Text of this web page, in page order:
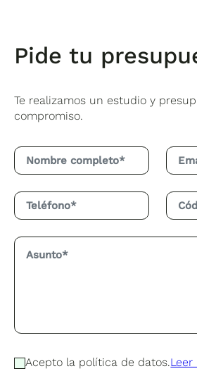
Pide tu
Te realizamos un estudio y
compromiso.
Acepto la política de datos.Leer